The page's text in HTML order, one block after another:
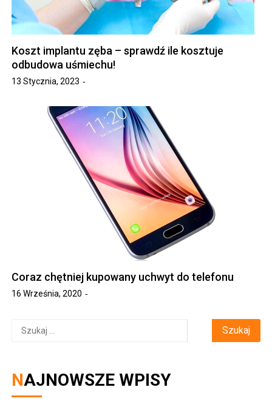
Koszt implantu zęba – sprawdź ile kosztuje
odbudowa uśmiechu!
13 Stycznia, 2023
Coraz chętniej kupowany uchwyt do telefonu
16 Września, 2020
Szukaj:
NAJNOWSZE WPISY